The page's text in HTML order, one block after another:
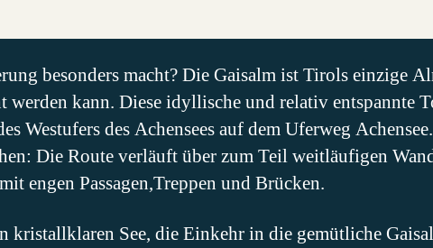
besonders macht? Die Gaisalm ist Tirols einzige
werden kann. Diese idyllische und relativ entspannte
Westufers des Achensees auf dem Uferweg
Die Route verläuft über zum Teil weitläufigen
engen Passagen,Treppen und Brücken.
kristallklaren See, die Einkehr in die gemütliche